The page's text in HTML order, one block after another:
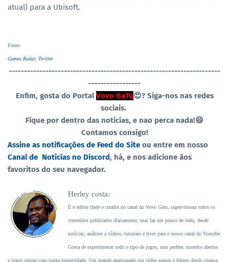
atual) para a Ubisoft.
Fonte:
Games Radar, Twitter
---------------------------------------------------------------------
-----------------
Enfim, gosta do PortalVovo GaTu😍? Siga-nos nas redes
sociais.
Fique por dentro das noticias, e nao perca nada!😄
Contamos consigo!
Assine as notificações de Feed do Site ou entre em nosso
Canal de Noticias no Discord, há, e nos adicione ãos
favoritos do seu navegador.
Herley costa:
É o editor chefe e criador do canal do Vovo Gatu, supervisiona todos os
conteúdos publicados diariamente, mas faz um pouco de tudo, desde
notícias, análises a vídeos, tutoriais e lives para o nosso canal do Youtube.
Gosta de experimentar todo o tipo de jogos, mas prefere, mundos abertos
e jogos online com longa longevidade. Um grande apaixonado por vídeo games e filmes desde criança,